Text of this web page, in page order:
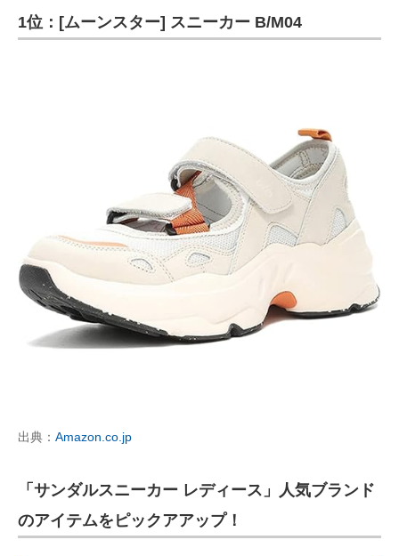
1位：[ムーンスター] スニーカー B/M04
出典： Amazon.co.jp
「サンダルスニーカー レディース」人気ブランド
のアイテムをピックアアップ！